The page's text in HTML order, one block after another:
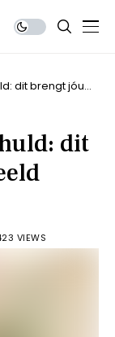
dit brengt jóuw
dit
VIEWS